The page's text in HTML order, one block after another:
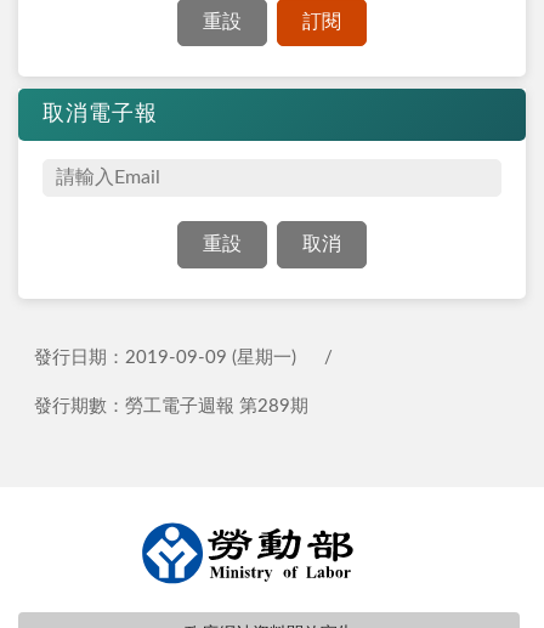
取消電子報
發行日期：2019-09-09 (星期一)
發行期數：勞工電子週報 第289期